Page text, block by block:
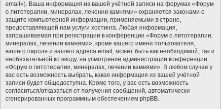
email»). Ваша информация из вашей учётной записи на форумах «Форум
о литотерапии, минералах, лечении камнями» охраняется законами о
защите компьютерной информации, применяемыми в стране,
предоставляющей нам услуги хостинга. Любая информация,
запрашиваемая при регистрации в конференции «Форум о литотерапии,
минералах, лечении камнями», кроме вашего имени пользователя,
вашего пароля и вашего адреса email, может быть как необходимой, так и
необязательной ко вводу, на усмотрение администрации конференции
«Форум о литотерапии, минералах, лечении камнями». В любом случае у
вас есть возможность выбрать, какая информация из вашей учётной
записи будет общедоступна. Кроме того, у вас есть возможность
согласиться/отказаться от получения сообщений, автоматически
сгенерированных программным обеспечением phpBB.